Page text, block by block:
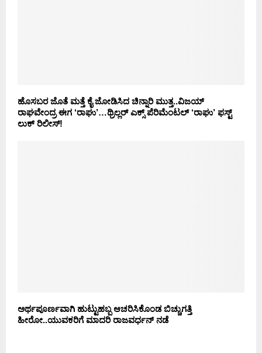
ಹೊಸಬರ ಜೊತೆ ಮತ್ತೆ ಕೈ ಜೋಡಿಸಿದ ಚಿನ್ನಾರಿ ಮುತ್ತ..ವಿಜಯ್
ರಾಘವೇಂದ್ರ ಈಗ ‘ರಾಘು’…ಥ್ರಿಲ್ಲರ್ ಎಕ್ಸ್ ಪೆರಿಮೆಂಟಲ್ ‘ರಾಘು’ ಫಸ್ಟ್
ಲುಕ್ ರಿಲೀಸ್!
ಅರ್ಥಪೂರ್ಣವಾಗಿ ಹುಟ್ಟುಹಬ್ಬ ಆಚರಿಸಿಕೊಂಡ ಬಿಚ್ಚುಗತ್ತಿ
ಹೀರೋ..ಯುವಕರಿಗೆ ಮಾದರಿ ರಾಜವರ್ಧನ್ ನಡೆ